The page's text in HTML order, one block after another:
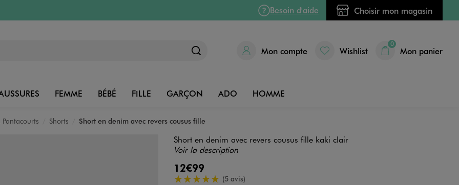
Besoin d'aide Choisir mon magasin
Mon compte Wishlist
0
Mon panier
FEMME BÉBÉ FILLE GARÇON ADO HOMME
Shorts Short en denim avec revers cousus fille
Short en denim avec revers cousus fille kaki clair
Voir la description
12€99
5/5 de moyenne(5 avis)